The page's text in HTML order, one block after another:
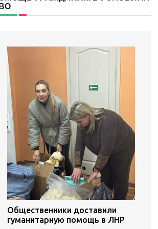
Общественники доставили
гуманитарную помощь в ЛНР